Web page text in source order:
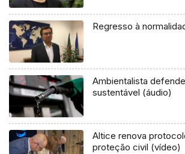
Regresso à
Ambientalista
sustentável (áudio)
Altice renova
proteção civil (vídeo)